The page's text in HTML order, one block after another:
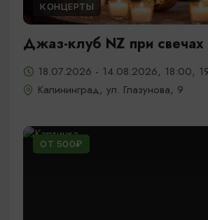
КОНЦЕРТЫ
Джаз-клуб NZ при свечах
18.07.2026 - 14.08.2026, 18:00,
Калининград, ул. Глазунова, 9
ОТ 500₽